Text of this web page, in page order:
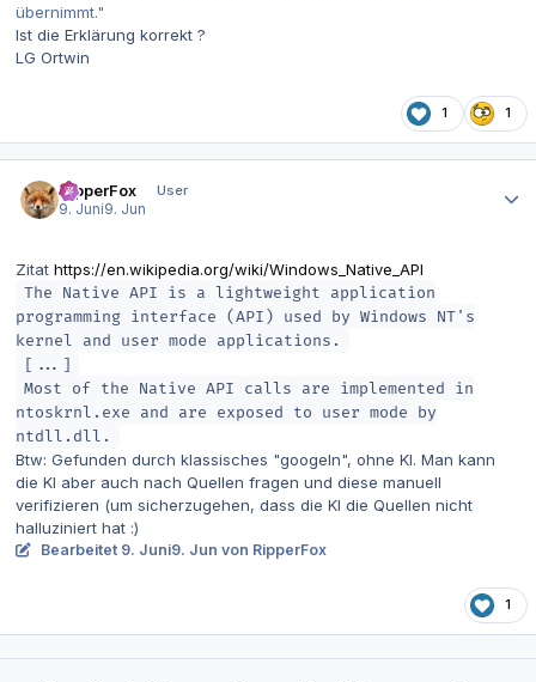
übernimmt."
Ist die Erklärung korrekt ?
LG Ortwin
1 1
RipperFox
User
9. Juni9. Jun
Zitat https://en.wikipedia.org/wiki/Windows_Native_API
The Native API is a lightweight application
programming interface (API) used by Windows NT's
kernel and user mode applications.
[...]
Most of the Native API calls are implemented in
ntoskrnl.exe and are exposed to user mode by
ntdll.dll.
Btw: Gefunden durch klassisches "googeln", ohne KI. Man kann
die KI aber auch nach Quellen fragen und diese manuell
verifizieren (um sicherzugehen, dass die KI die Quellen nicht
halluziniert hat :)
Bearbeitet 9. Juni9. Jun von RipperFox
1